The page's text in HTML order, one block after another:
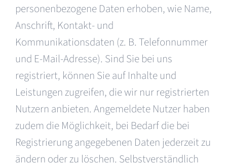
personenbezogene Daten erhoben, wie Name,
Anschrift, Kontakt- und
Kommunikationsdaten (z. B. Telefonnummer
und E-Mail-Adresse). Sind Sie bei uns
registriert, können Sie auf Inhalte und
Leistungen zugreifen, die wir nur registrierten
Nutzern anbieten. Angemeldete Nutzer haben
zudem die Möglichkeit, bei Bedarf die bei
Registrierung angegebenen Daten jederzeit zu
ändern oder zu löschen. Selbstverständlich